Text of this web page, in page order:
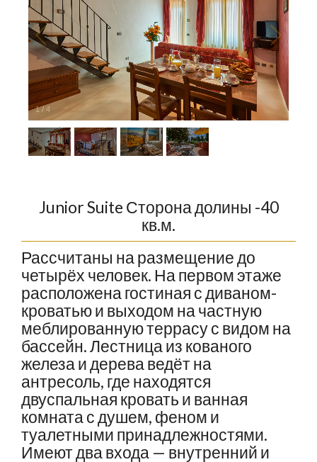
1/ 4
Junior Suite Сторона долины -40
кв.м.
Рассчитаны на размещение до
четырёх человек. На первом этаже
расположена гостиная с диваном-
кроватью и выходом на частную
меблированную террасу с видом на
бассейн. Лестница из кованого
железа и дерева ведёт на
антресоль, где находятся
двуспальная кровать и ванная
комната с душем, феном и
туалетными принадлежностями.
Имеют два входа — внутренний и